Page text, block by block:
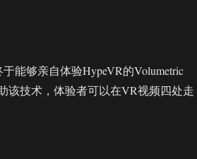
能够亲自体验HypeVR的Volumetric
该技术，体验者可以在VR视频四处走